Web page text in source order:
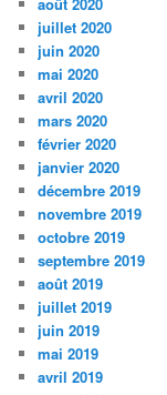
juillet 2020
juin 2020
mai 2020
avril 2020
mars 2020
février 2020
janvier 2020
décembre 2019
novembre 2019
octobre 2019
septembre 2019
août 2019
juillet 2019
juin 2019
mai 2019
avril 2019